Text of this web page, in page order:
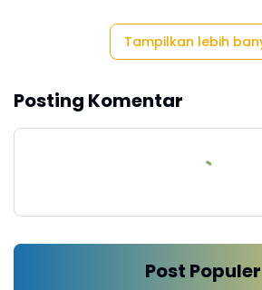
Tampilkan lebih
Posting Komentar
Post Populer